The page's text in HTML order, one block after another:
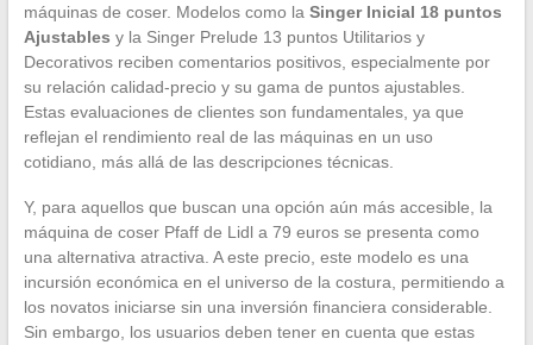
máquinas de coser. Modelos como la Singer Inicial 18 puntos
Ajustables y la Singer Prelude 13 puntos Utilitarios y
Decorativos reciben comentarios positivos, especialmente por
su relación calidad-precio y su gama de puntos ajustables.
Estas evaluaciones de clientes son fundamentales, ya que
reflejan el rendimiento real de las máquinas en un uso
cotidiano, más allá de las descripciones técnicas.
Y, para aquellos que buscan una opción aún más accesible, la
máquina de coser Pfaff de Lidl a 79 euros se presenta como
una alternativa atractiva. A este precio, este modelo es una
incursión económica en el universo de la costura, permitiendo a
los novatos iniciarse sin una inversión financiera considerable.
Sin embargo, los usuarios deben tener en cuenta que estas